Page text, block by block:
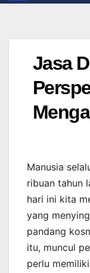
Jasa
Manusia
ribuan tahun
hari ini kita
yang
pandang
itu, muncul
perlu